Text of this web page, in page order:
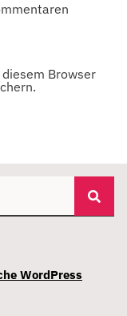
Browser
WordPress